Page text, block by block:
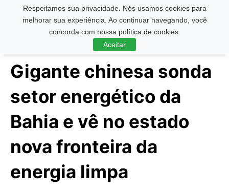
Respeitamos sua privacidade. Nós usamos cookies para
melhorar sua experiência. Ao continuar navegando, você
concorda com nossa política de cookies.
Aceitar
Pesquisar ...
Gigante chinesa sonda
setor energético da
Bahia e vê no estado
nova fronteira da
energia limpa